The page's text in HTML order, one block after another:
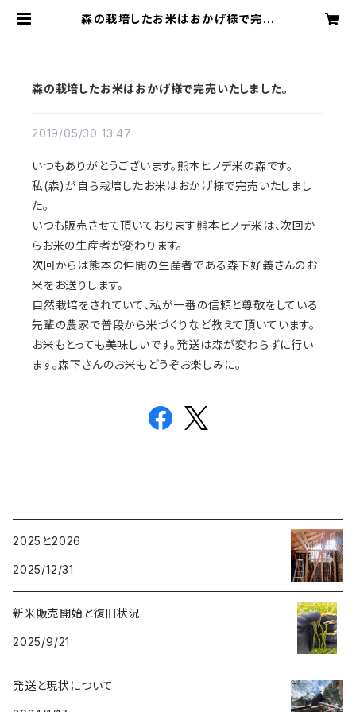
森の栽培したお米はおかげ様で完売
森の栽培したお米はおかげ様で完売いたしました。
2019/05/30 13:47
いつもありがとうございます。熊本ヒノデ米の森です。
私(森)が自ら栽培したお米はおかげ様で完売いたしまし
た。
いつも販売させて頂いております熊本ヒノデ米は、次回か
らお米の生産者が変わります。
次回からは熊本の仲間の生産者である森下好義さんのお
米をお送りします。
自然栽培をされていて、私が一番の信頼と尊敬をしている
先輩の農家で普段から米づくりなど教えて頂いています。
お米もとっても美味しいです。発送は森が変わらずに行い
ます。森下さんのお米もどうぞお楽しみに。
2025と2026
2025/12/31
新米販売開始と復旧状況
2025/9/21
発送と現状について